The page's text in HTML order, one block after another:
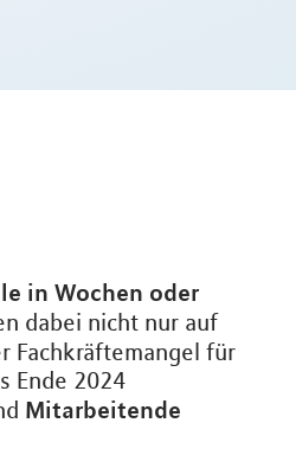
in Wochen oder
dabei nicht nur auf
Fachkräftemangel für
Ende 2024
Mitarbeitende